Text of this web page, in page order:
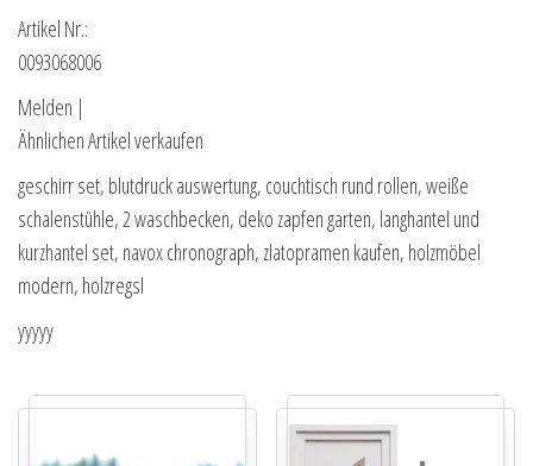
Artikel Nr.:
0093068006
Melden |
Ähnlichen Artikel verkaufen
geschirr set, blutdruck auswertung, couchtisch rund rollen, weiße
schalenstühle, 2 waschbecken, deko zapfen garten, langhantel und
kurzhantel set, navox chronograph, zlatopramen kaufen, holzmöbel
modern, holzregsl
yyyyy